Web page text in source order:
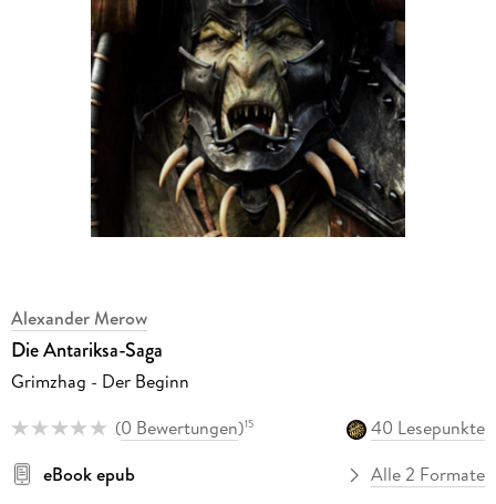
Alexander Merow
Die Antariksa-Saga
Grimzhag - Der Beginn
(0 Bewertungen)15
40 Lesepunkte
eBook epub
Alle 2 Formate